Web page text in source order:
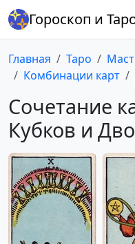
Гороскоп и
Главная Таро
Комбинации карт
Сочетание
Кубков и